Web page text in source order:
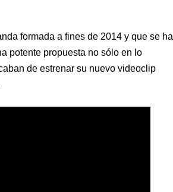
formada a fines de 2014 y que se ha
potente propuesta no sólo en lo
de estrenar su nuevo videoclip